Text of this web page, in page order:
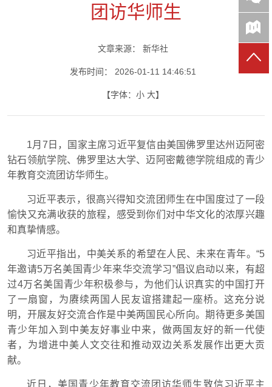
七一视角
作风建设
党史参阅
七一书院
七一号
团访华师生
文章来源： 新华社
发布时间： 2026-01-11 14:46:51
【字体： 小 大】
1月7日，国家主席习近平复信由美国佛罗里达州迈阿密
钻石领航学院、佛罗里达大学、迈阿密戴德学院组成的青少
年教育交流团访华师生。
习近平表示，很高兴得知交流团师生在中国度过了一段
愉快又充满收获的旅程，感受到你们对中华文化的浓厚兴趣
和真挚情感。
习近平指出，中美关系的希望在人民、未来在青年。“5
年邀请5万名美国青少年来华交流学习”倡议启动以来，有超
过4万名美国青少年积极参与，为他们认识真实的中国打开
了一扇窗，为赓续两国人民友谊搭建起一座桥。这充分说
明，开展友好交流合作是中美两国民心所向。期待更多美国
青少年加入到中美友好事业中来，做两国友好的新一代使
者，为增进中美人文交往和推动双边关系发展作出更大贡
献。
近日，美国青少年教育交流团访华师生致信习近平主